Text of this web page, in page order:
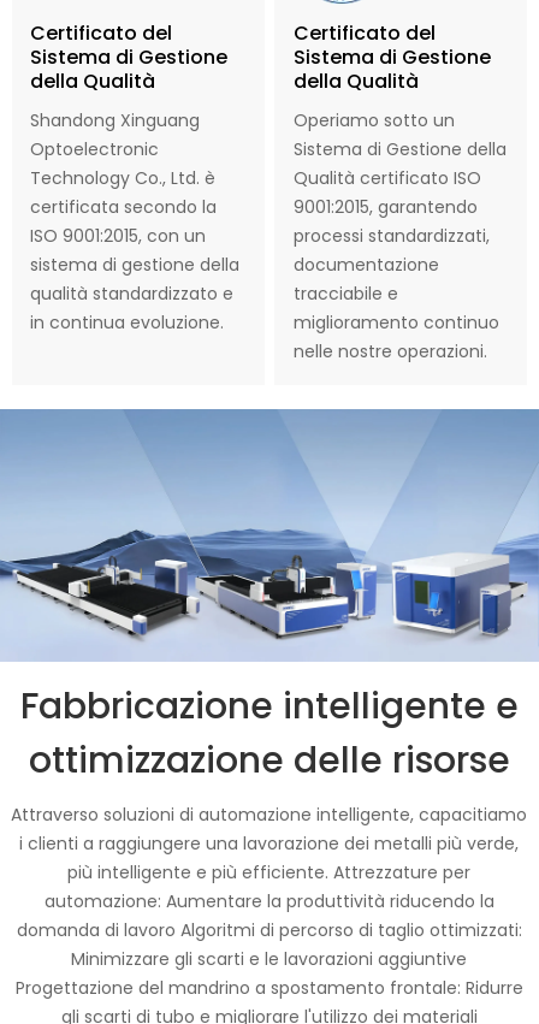
Certificato del
Sistema di Gestione
della Qualità
Shandong Xinguang
Optoelectronic
Technology Co., Ltd. è
certificata secondo la
ISO 9001:2015, con un
sistema di gestione della
qualità standardizzato e
in continua evoluzione.
Certificato del
Sistema di Gestione
della Qualità
Operiamo sotto un
Sistema di Gestione della
Qualità certificato ISO
9001:2015, garantendo
processi standardizzati,
documentazione
tracciabile e
miglioramento continuo
nelle nostre operazioni.
Fabbricazione intelligente e
ottimizzazione delle risorse
Attraverso soluzioni di automazione intelligente, capacitiamo
i clienti a raggiungere una lavorazione dei metalli più verde,
più intelligente e più efficiente. Attrezzature per
automazione: Aumentare la produttività riducendo la
domanda di lavoro Algoritmi di percorso di taglio ottimizzati:
Minimizzare gli scarti e le lavorazioni aggiuntive
Progettazione del mandrino a spostamento frontale: Ridurre
gli scarti di tubo e migliorare l'utilizzo dei materiali